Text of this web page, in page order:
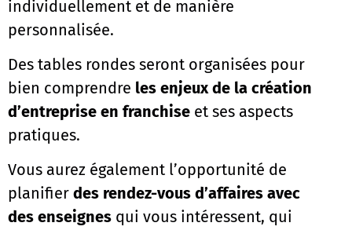
individuellement et de manière
personnalisée.
Des tables rondes seront organisées pour
bien comprendre les enjeux de la création
d’entreprise en franchise et ses aspects
pratiques.
Vous aurez également l’opportunité de
planifier des rendez-vous d’affaires avec
des enseignes qui vous intéressent, qui